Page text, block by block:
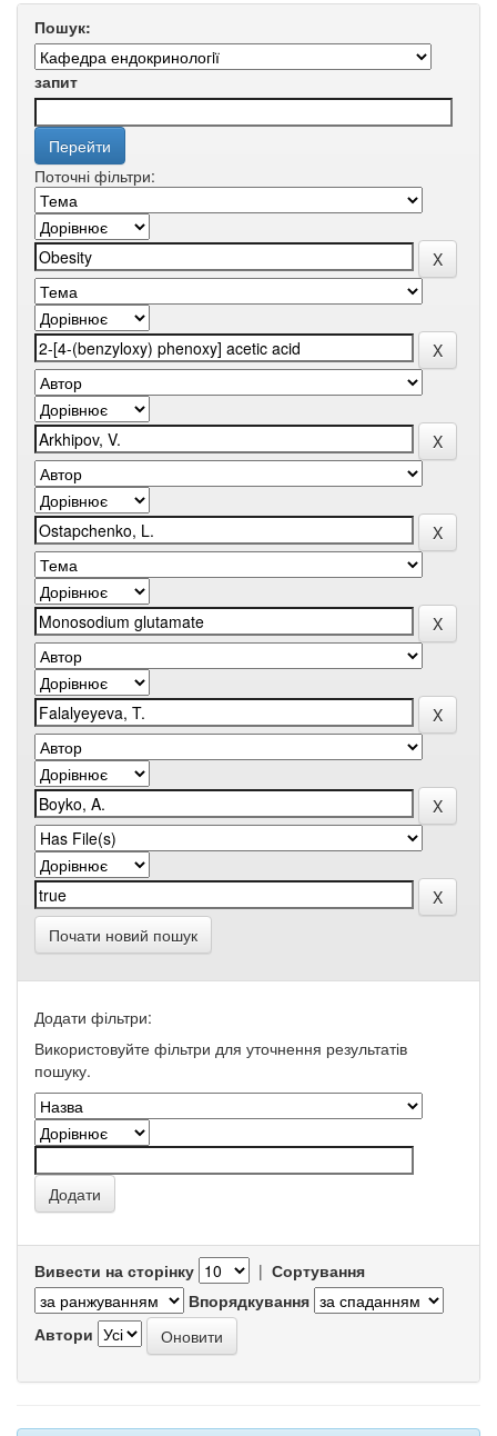
Пошук:
запит
Поточні фільтри:
Почати новий пошук
Додати фільтри:
Використовуйте фільтри для уточнення результатів
пошуку.
Вивести на сторінку | Сортування
Впорядкування
Автори